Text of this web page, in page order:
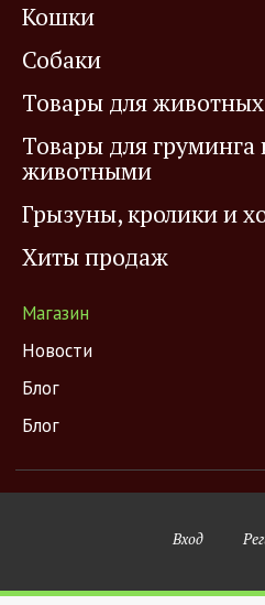
Кошки
Собаки
Товары для животных
Товары для груминга
животными
Грызуны, кролики и
Хиты продаж
Магазин
Новости
Блог
Блог
Вход